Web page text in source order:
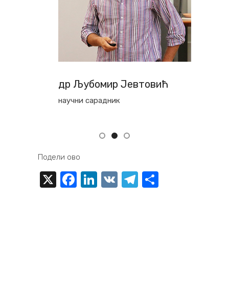
др Љубомир Јевтовић
научни сарадник
Подели ово
X Facebook
LinkedIn
VK Telegram